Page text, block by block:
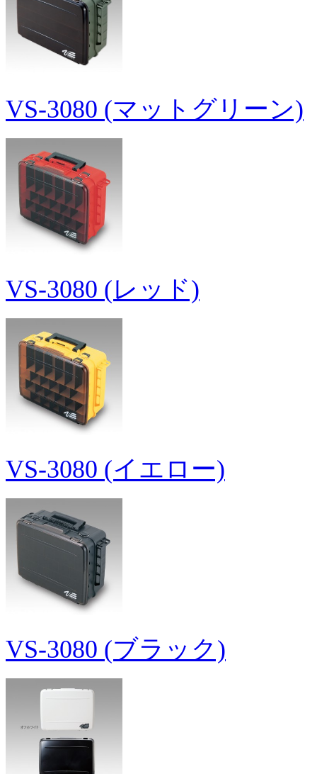
VS-3080 (マットグリーン)
VS-3080 (レッド)
VS-3080 (イエロー)
VS-3080 (ブラック)